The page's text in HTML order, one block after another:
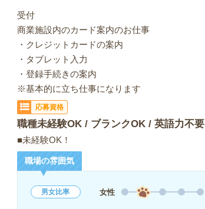
受付
商業施設内のカード案内のお仕事
・クレジットカードの案内
・タブレット入力
・登録手続きの案内
※基本的に立ち仕事になります
応募資格
職種未経験OK / ブランクOK / 英語力不要
■未経験OK！
職場の雰囲気
男女比率 女性